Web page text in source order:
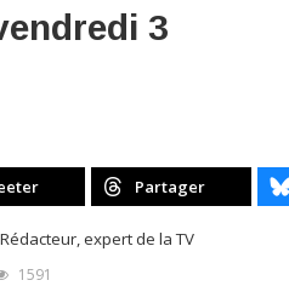
3
Partager
expert de la TV
1591